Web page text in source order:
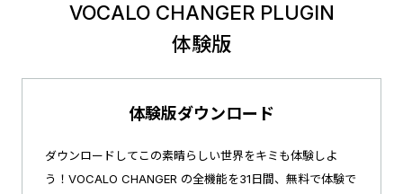
VOCALO CHANGER PLUGIN
体験版
体験版ダウンロード
ダウンロードしてこの素晴らしい世界をキミも体験しよ
う！ VOCALO CHANGER の全機能を31日間、無料で体験で